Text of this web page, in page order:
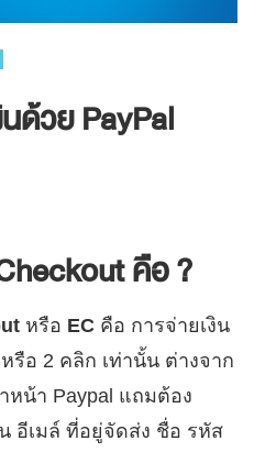
นด้วย PayPal
คือ ?
หรือ EC คือ การจ่ายเงิน
รือ 2 คลิก เท่านั้น ต่างจาก
หน้า Paypal แถมต้อง
อีเมล์ ที่อยู่จัดส่ง ชื่อ รหัส